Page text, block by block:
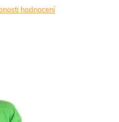
hodnocení